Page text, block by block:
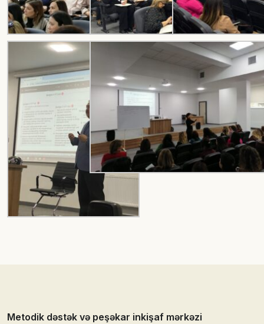
Metodik dəstək və peşəkar inkişaf mərkəzi